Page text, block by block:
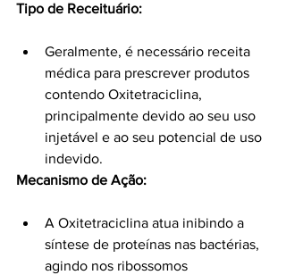
Tipo de Receituário:
Geralmente, é necessário receita
médica para prescrever produtos
contendo Oxitetraciclina,
principalmente devido ao seu uso
injetável e ao seu potencial de uso
indevido.
Mecanismo de Ação:
A Oxitetraciclina atua inibindo a
síntese de proteínas nas bactérias,
agindo nos ribossomos